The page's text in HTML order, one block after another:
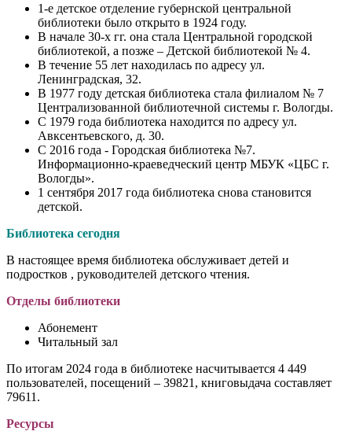
1-е детское отделение губернской центральной
библиотеки было открыто в 1924 году.
В начале 30-х гг. она стала Центральной городской
библиотекой, а позже – Детской библиотекой № 4.
В течение 55 лет находилась по адресу ул.
Ленинградская, 32.
В 1977 году детская библиотека стала филиалом № 7
Централизованной библиотечной системы г. Вологды.
С 1979 года библиотека находится по адресу ул.
Авксентьевского, д. 30.
С 2016 года - Городская библиотека №7.
Информационно-краеведческий центр МБУК «ЦБС г.
Вологды».
1 сентября 2017 года библиотека снова становится
детской.
Библиотека сегодня
В настоящее время библиотека обслуживает детей и
подростков , руководителей детского чтения.
Отделы библиотеки
Абонемент
Читальный зал
По итогам 2024 года в библиотеке насчитывается 4 449
пользователей, посещений – 39821, книговыдача составляет
79611.
Ресурсы